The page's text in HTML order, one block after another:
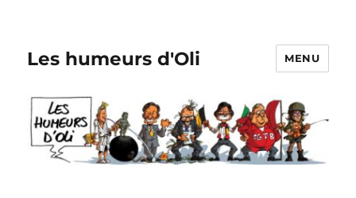
Les humeurs d'Oli MENU